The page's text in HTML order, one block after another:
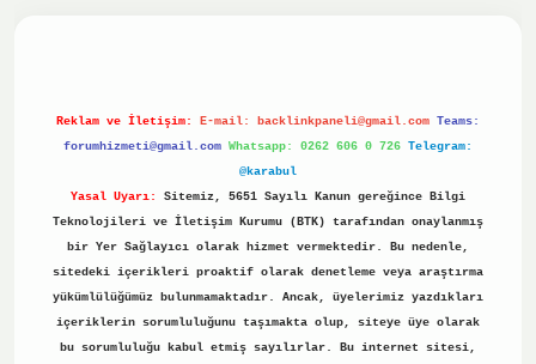
Reklam ve İletişim: E-mail: backlinkpaneli@gmail.com Teams:
forumhizmeti@gmail.com Whatsapp: 0262 606 0 726 Telegram:
@karabul
Yasal Uyarı:
Sitemiz, 5651 Sayılı Kanun gereğince Bilgi
Teknolojileri ve İletişim Kurumu (BTK) tarafından onaylanmış
bir Yer Sağlayıcı olarak hizmet vermektedir. Bu nedenle,
sitedeki içerikleri proaktif olarak denetleme veya araştırma
yükümlülüğümüz bulunmamaktadır. Ancak, üyelerimiz yazdıkları
içeriklerin sorumluluğunu taşımakta olup, siteye üye olarak
bu sorumluluğu kabul etmiş sayılırlar. Bu internet sitesi,